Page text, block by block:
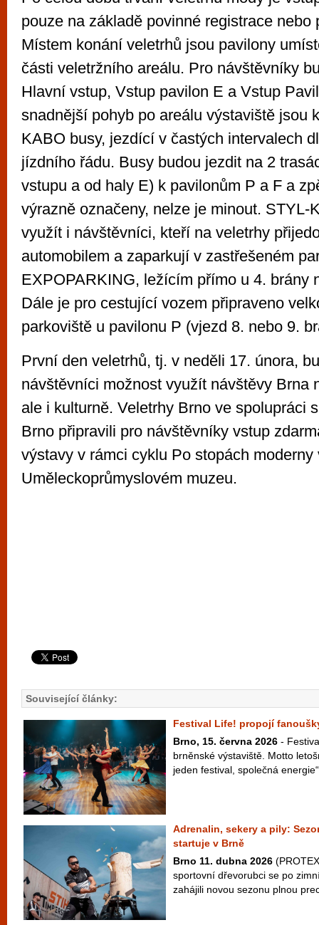
pouze na základě povinné registrace nebo
Místem konání veletrhů jsou pavilony
části veletržního areálu. Pro návštěvníky
Hlavní vstup, Vstup pavilon E a Vstup
snadnější pohyb po areálu výstaviště jsou
KABO busy, jezdící v častých intervalech
jízdního řádu. Busy budou jezdit na 2
vstupu a od haly E) k pavilonům P a F a
výrazně označeny, nelze je minout. STYL-
využít i návštěvníci, kteří na veletrhy
automobilem a zaparkují v zastřešeném
EXPOPARKING, ležícím přímo u 4. brány
Dále je pro cestující vozem připraveno
parkoviště u pavilonu P (vjezd 8. nebo 9.
První den veletrhů, tj. v neděli 17. února,
návštěvníci možnost využít návštěvy Brna
ale i kulturně. Veletrhy Brno ve spolupráci
Brno připravili pro návštěvníky vstup
výstavy v rámci cyklu Po stopách moderny
Uměleckoprůmyslovém muzeu.
Související články:
Festival Life! propojí
Brno, 15. června 2026 -
brněnské výstaviště. Motto
jeden festival, společná
Adrenalin, sekery a pily:
startuje v Brně
Brno 11. dubna 2026
sportovní dřevorubci se po
zahájili novou sezonu plnou